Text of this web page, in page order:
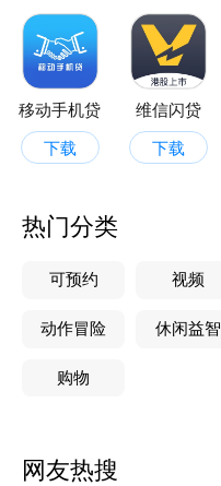
移动手机贷
下载
维信闪贷
下载
热门分类
可预约 视频
动作冒险 休闲益智
购物
网友热搜